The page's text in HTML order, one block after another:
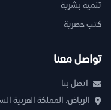
تنمية بشرية
كتب حصرية
تواصل معنا
اتصل بنا
الرياض، المملكة العربية